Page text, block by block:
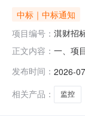
中标｜中标通知
项目编号： 淇财招
正文内容： 一、项
优质学
单
发布时间： 2026-
相关产品：
监控